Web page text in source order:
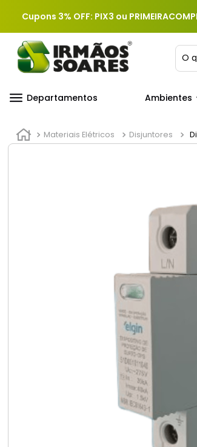
Cupons 3% OFF: PIX3 ou
O
Departamentos Ambientes
Materiais Elétricos Disjuntores